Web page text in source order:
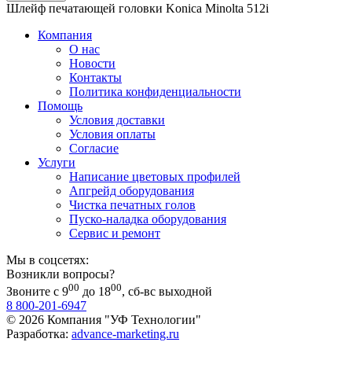
Шлейф печатающей головки Konica Minolta 512i
Компания
О нас
Новости
Контакты
Политика конфиденциальности
Помощь
Условия доставки
Условия оплаты
Согласие
Услуги
Написание цветовых профилей
Апгрейд оборудования
Чистка печатных голов
Пуско-наладка оборудования
Сервис и ремонт
Мы в соцсетях:
Возникли вопросы?
Звоните с 900 до 1800, сб-вс выходной
8 800-201-6947
© 2026 Компания "УФ Технологии"
Разработка: advance-marketing.ru